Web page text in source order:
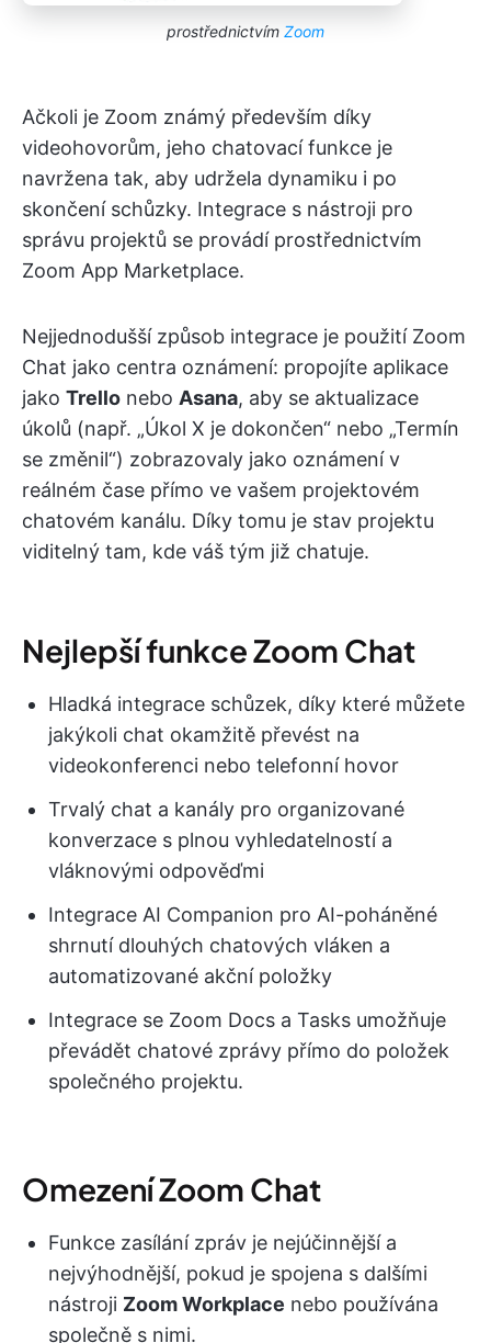
prostřednictvím Zoom
Ačkoli je Zoom známý především díky
videohovorům, jeho chatovací funkce je
navržena tak, aby udržela dynamiku i po
skončení schůzky. Integrace s nástroji pro
správu projektů se provádí prostřednictvím
Zoom App Marketplace.
Nejjednodušší způsob integrace je použití Zoom
Chat jako centra oznámení: propojíte aplikace
jako Trello nebo Asana, aby se aktualizace
úkolů (např. „Úkol X je dokončen“ nebo „Termín
se změnil“) zobrazovaly jako oznámení v
reálném čase přímo ve vašem projektovém
chatovém kanálu. Díky tomu je stav projektu
viditelný tam, kde váš tým již chatuje.
Nejlepší funkce Zoom Chat
Hladká integrace schůzek, díky které můžete
jakýkoli chat okamžitě převést na
videokonferenci nebo telefonní hovor
Trvalý chat a kanály pro organizované
konverzace s plnou vyhledatelností a
vláknovými odpověďmi
Integrace AI Companion pro AI-poháněné
shrnutí dlouhých chatových vláken a
automatizované akční položky
Integrace se Zoom Docs a Tasks umožňuje
převádět chatové zprávy přímo do položek
společného projektu.
Omezení Zoom Chat
Funkce zasílání zpráv je nejúčinnější a
nejvýhodnější, pokud je spojena s dalšími
nástroji Zoom Workplace nebo používána
společně s nimi.